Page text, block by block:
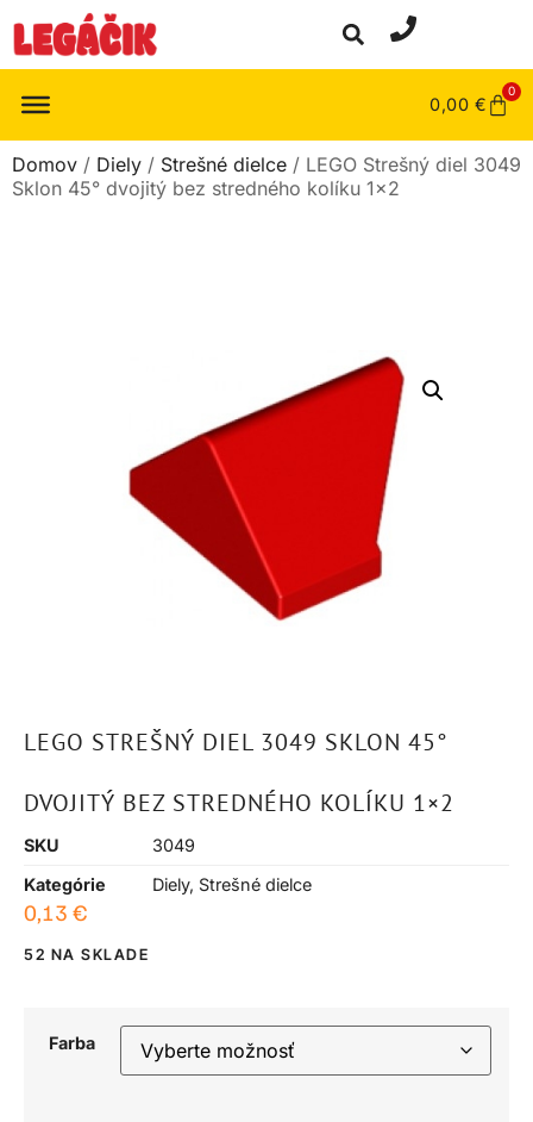
0,00 €
0
Domov / Diely / Strešné dielce / LEGO Strešný diel 3049
Sklon 45° dvojitý bez stredného kolíku 1×2
LEGO STREŠNÝ DIEL 3049 SKLON 45°
DVOJITÝ BEZ STREDNÉHO KOLÍKU 1×2
SKU
3049
Kategórie
Diely, Strešné dielce
0,13 €
52 NA SKLADE
Farba